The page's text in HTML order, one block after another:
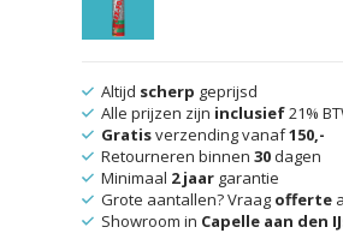
Altijd scherp geprijsd
Alle prijzen zijn inclusief21%
Gratisverzending vanaf150,-
Retourneren binnen 30dagen
Minimaal 2 jaargarantie
Grote aantallen? Vraag offerte
Showroom in Capelle aan den